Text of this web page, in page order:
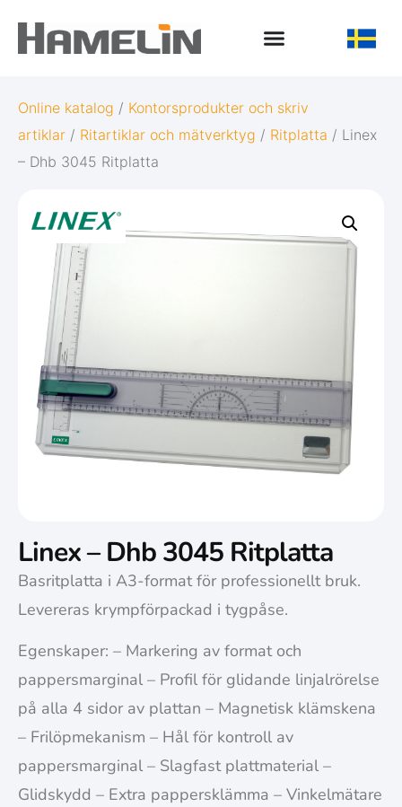
Online katalog / Kontorsprodukter och skriv
artiklar / Ritartiklar och mätverktyg / Ritplatta / Linex
– Dhb 3045 Ritplatta
Linex – Dhb 3045 Ritplatta
Basritplatta i A3-format för professionellt bruk.
Levereras krympförpackad i tygpåse.
Egenskaper: – Markering av format och
pappersmarginal – Profil för glidande linjalrörelse
på alla 4 sidor av plattan – Magnetisk klämskena
– Frilöpmekanism – Hål för kontroll av
pappersmarginal – Slagfast plattmaterial –
Glidskydd – Extra pappersklämma – Vinkelmätare